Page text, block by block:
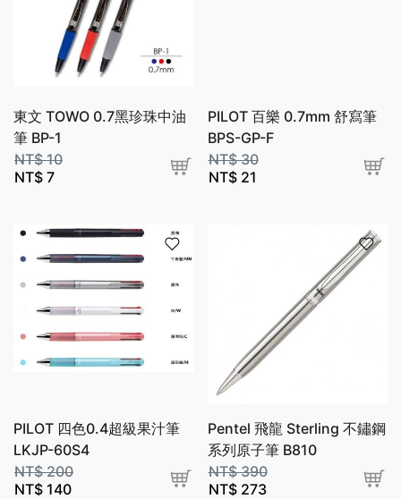
東文 TOWO 0.7黑珍珠中油
筆 BP-1
NT$10
NT$ 7
PILOT 百樂 0.7mm 舒寫筆
BPS-GP-F
NT$30
NT$21
PILOT 四色0.4超級果汁筆
LKJP-60S4
NT$200
NT$ 140
Pentel 飛龍 Sterling 不鏽鋼
系列原子筆 B810
NT$390
NT$273